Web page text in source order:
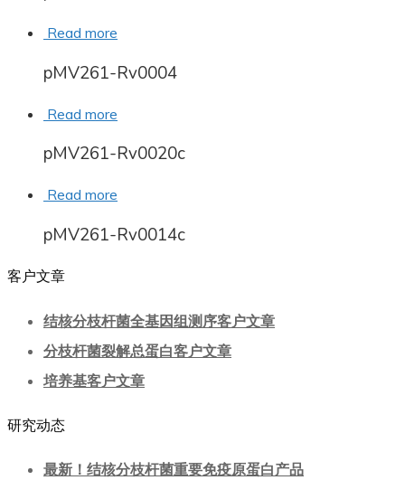
Read more
pMV261-Rv0004
Read more
pMV261-Rv0020c
Read more
pMV261-Rv0014c
客户文章
结核分枝杆菌全基因组测序客户文章
分枝杆菌裂解总蛋白客户文章
培养基客户文章
研究动态
最新！结核分枝杆菌重要免疫原蛋白产品